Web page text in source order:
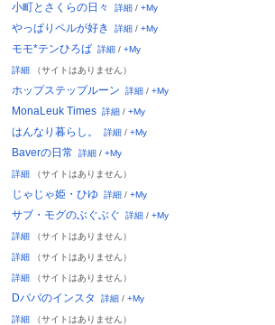
小町とさくらの日々 詳細/ +My
やっぱりペルが好き 詳細/ +My
モモ*テンひろば 詳細/ +My
詳細（サイトはありません）
ホップステップルーン 詳細/ +My
MonaLeuk Times 詳細/ +My
はんなり暮らし。 詳細/ +My
Baverの日常 詳細/ +My
詳細（サイトはありません）
じゃじゃ姫・ひゆ 詳細/ +My
サブ・モグのぶぐぶぐ 詳細/ +My
詳細（サイトはありません）
詳細（サイトはありません）
詳細（サイトはありません）
Dパパのインスタ 詳細/ +My
詳細（サイトはありません）